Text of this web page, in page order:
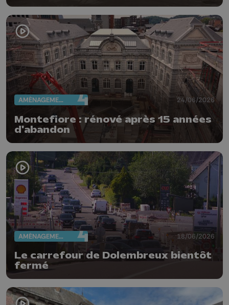
AMÉNAGEMENT DU TERRITOIRE 24/06/2026
Montefiore : rénové après 15 années
d'abandon
AMÉNAGEMENT DU TERRITOIRE 18/06/2026
Le carrefour de Dolembreux bientôt
fermé